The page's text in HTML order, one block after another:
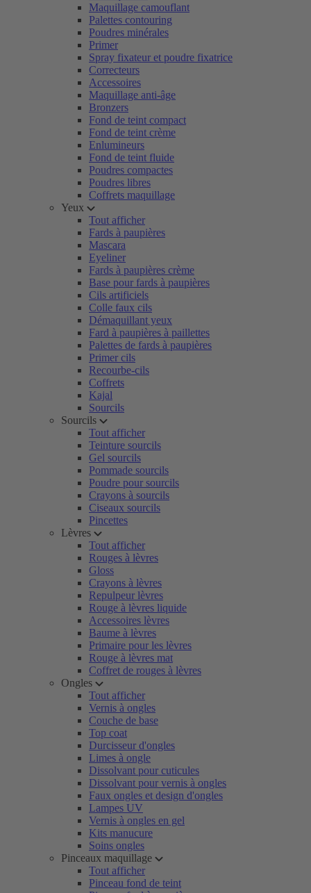
Maquillage camouflant
Palettes contouring
Poudres minérales
Primer
Spray fixateur et poudre fixatrice
Correcteurs
Accessoires
Maquillage anti-âge
Bronzers
Fond de teint compact
Fond de teint crème
Enlumineurs
Fond de teint fluide
Poudres compactes
Poudres libres
Coffrets maquillage
Yeux
Tout afficher
Fards à paupières
Mascara
Eyeliner
Fards à paupières crème
Base pour fards à paupières
Cils artificiels
Colle faux cils
Démaquillant yeux
Fard à paupières à paillettes
Palettes de fards à paupières
Primer cils
Recourbe-cils
Coffrets
Kajal
Sourcils
Sourcils
Tout afficher
Teinture sourcils
Gel sourcils
Pommade sourcils
Poudre pour sourcils
Crayons à sourcils
Ciseaux sourcils
Pincettes
Lèvres
Tout afficher
Rouges à lèvres
Gloss
Crayons à lèvres
Repulpeur lèvres
Rouge à lèvres liquide
Accessoires lèvres
Baume à lèvres
Primaire pour les lèvres
Rouge à lèvres mat
Coffret de rouges à lèvres
Ongles
Tout afficher
Vernis à ongles
Couche de base
Top coat
Durcisseur d'ongles
Limes à ongle
Dissolvant pour cuticules
Dissolvant pour vernis à ongles
Faux ongles et design d'ongles
Lampes UV
Vernis à ongles en gel
Kits manucure
Soins ongles
Pinceaux maquillage
Tout afficher
Pinceau fond de teint